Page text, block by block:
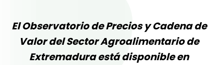
El Observatorio de Precios y Cadena de
Valor del Sector Agroalimentario de
Extremadura está disponible en